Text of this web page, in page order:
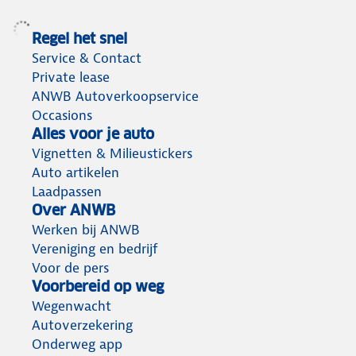
Regel het snel
Service & Contact
Private lease
ANWB Autoverkoopservice
Occasions
Alles voor je auto
Vignetten & Milieustickers
Auto artikelen
Laadpassen
Over ANWB
Werken bij ANWB
Vereniging en bedrijf
Voor de pers
Voorbereid op weg
Wegenwacht
Autoverzekering
Onderweg app